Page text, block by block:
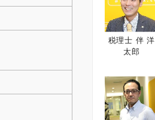
税理士 伴 洋
太郎